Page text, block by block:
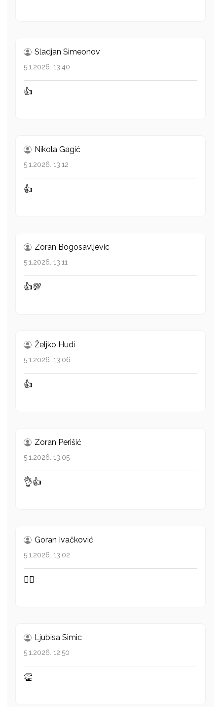
Sladjan Simeonov
5.1.2026. 13:40
👍
Nikola Gagić
5.1.2026. 13:12
👍
Zoran Bogosavljevic
5.1.2026. 13:11
👍💯
Željko Hudi
5.1.2026. 13:06
👍
Zoran Perišić
5.1.2026. 13:05
👌👍
Goran Ivačković
5.1.2026. 13:02
👍🏻
Ljubisa Simic
5.1.2026. 12:50
👏